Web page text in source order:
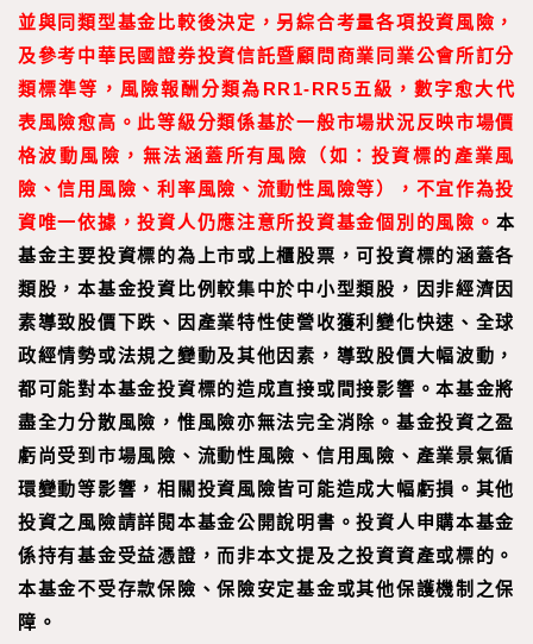
並與同類型基金比較後決定，另綜合考量各項投資風險，
及參考中華民國證券投資信託暨顧問商業同業公會所訂分
類標準等，風險報酬分類為RR1-RR5五級，數字愈大代
表風險愈高。此等級分類係基於一般市場狀況反映市場價
格波動風險，無法涵蓋所有風險（如：投資標的產業風
險、信用風險、利率風險、流動性風險等），不宜作為投
資唯一依據，投資人仍應注意所投資基金個別的風險。 本
基金主要投資標的為上市或上櫃股票，可投資標的涵蓋各
類股，本基金投資比例較集中於中小型類股，因非經濟因
素導致股價下跌、因產業特性使營收獲利變化快速、全球
政經情勢或法規之變動及其他因素，導致股價大幅波動，
都可能對本基金投資標的造成直接或間接影響。本基金將
盡全力分散風險，惟風險亦無法完全消除。基金投資之盈
虧尚受到市場風險、流動性風險、信用風險、產業景氣循
環變動等影響，相關投資風險皆可能造成大幅虧損。其他
投資之風險請詳閱本基金公開說明書。投資人申購本基金
係持有基金受益憑證，而非本文提及之投資資產或標的。
本基金不受存款保險、保險安定基金或其他保護機制之保
障。